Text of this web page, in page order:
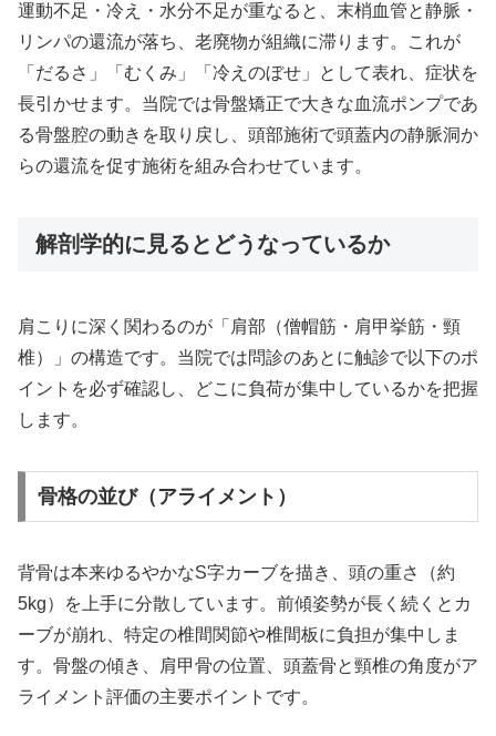
運動不足・冷え・水分不足が重なると、末梢血管と静脈・
リンパの還流が落ち、老廃物が組織に滞ります。これが
「だるさ」「むくみ」「冷えのぼせ」として表れ、症状を
長引かせます。当院では骨盤矯正で大きな血流ポンプであ
る骨盤腔の動きを取り戻し、頭部施術で頭蓋内の静脈洞か
らの還流を促す施術を組み合わせています。
解剖学的に見るとどうなっているか
肩こりに深く関わるのが「肩部（僧帽筋・肩甲挙筋・頸
椎）」の構造です。当院では問診のあとに触診で以下のポ
イントを必ず確認し、どこに負荷が集中しているかを把握
します。
骨格の並び（アライメント）
背骨は本来ゆるやかなS字カーブを描き、頭の重さ（約
5kg）を上手に分散しています。前傾姿勢が長く続くとカ
ーブが崩れ、特定の椎間関節や椎間板に負担が集中しま
す。骨盤の傾き、肩甲骨の位置、頭蓋骨と頸椎の角度がア
ライメント評価の主要ポイントです。